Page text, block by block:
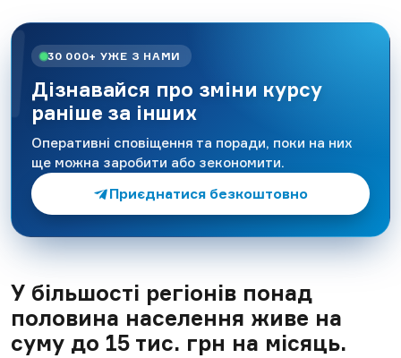
30 000+ УЖЕ З НАМИ
Дізнавайся про зміни курсу
раніше за інших
Оперативні сповіщення та поради, поки на них
ще можна заробити або зекономити.
Приєднатися безкоштовно
У більшості регіонів понад
половина населення живе на
суму до 15 тис. грн на місяць.